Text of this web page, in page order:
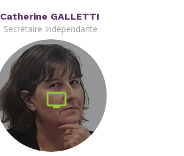
Catherine GALLETTI
Secrétaire Indépendante